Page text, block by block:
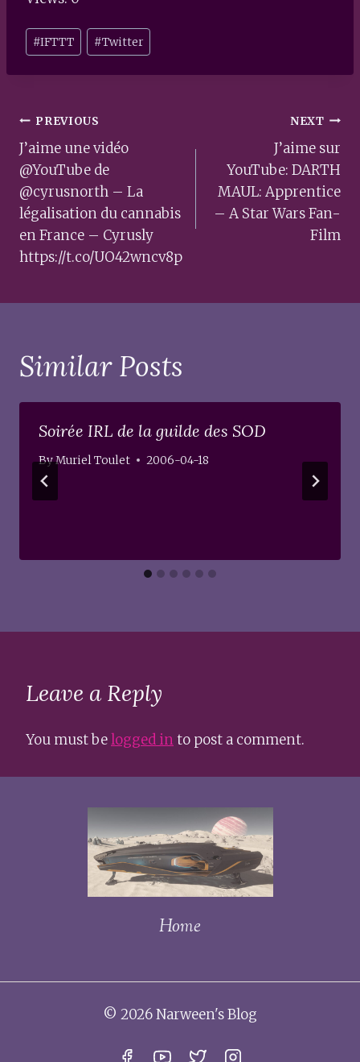
Post
Tags:
#IFTTT #Twitter
Post
navigation
PREVIOUS
J’aime une vidéo
@YouTube de
@cyrusnorth – La
légalisation du cannabis
en France – Cyrusly
https://t.co/UO42wncv8p
NEXT
J’aime sur
YouTube: DARTH
MAUL: Apprentice
– A Star Wars Fan-
Film
Similar Posts
Soirée IRL de la guilde des SOD
ByMuriel Toulet 2006-04-18
Leave a Reply
You must belogged into post a comment.
Home
© 2026 Narween's Blog